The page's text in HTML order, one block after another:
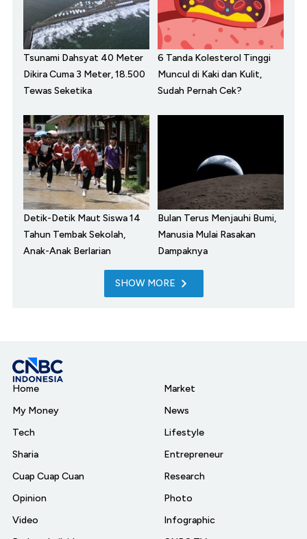
Tsunami Dahsyat 40 Meter
Dikira Cuma 3 Meter, 18.500
Tewas Seketika
6 Tanda Kolesterol Tinggi
Muncul di Kaki dan Kulit,
Sudah Pernah Cek?
Detik-Detik Maut Siswa 14
Tahun Tembak Sekolah,
Anak-Anak Berlarian
Bulan Terus Menjauhi Bumi,
Manusia Mulai Rasakan
Dampaknya
SHOW MORE
Home
My Money
Tech
Sharia
Cuap Cuap Cuan
Opinion
Video
Market
News
Lifestyle
Entrepreneur
Research
Photo
Infographic